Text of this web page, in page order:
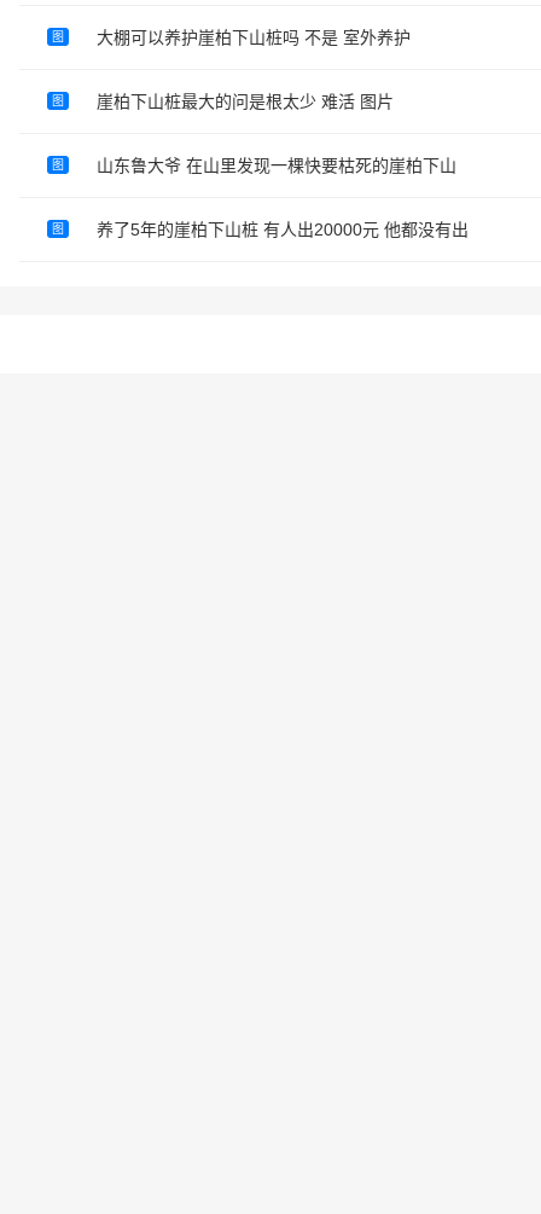
图 大棚可以养护崖柏下山桩吗 不是 室外养护
图 崖柏下山桩最大的问是根太少 难活 图片
图 山东鲁大爷 在山里发现一棵快要枯死的崖柏下山
图 养了5年的崖柏下山桩 有人出20000元 他都没有出